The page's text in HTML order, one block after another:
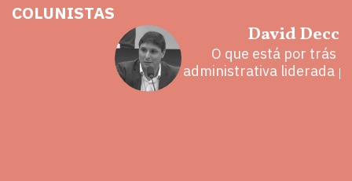
COLUNISTAS
David
O que está por trás
administrativa liderada